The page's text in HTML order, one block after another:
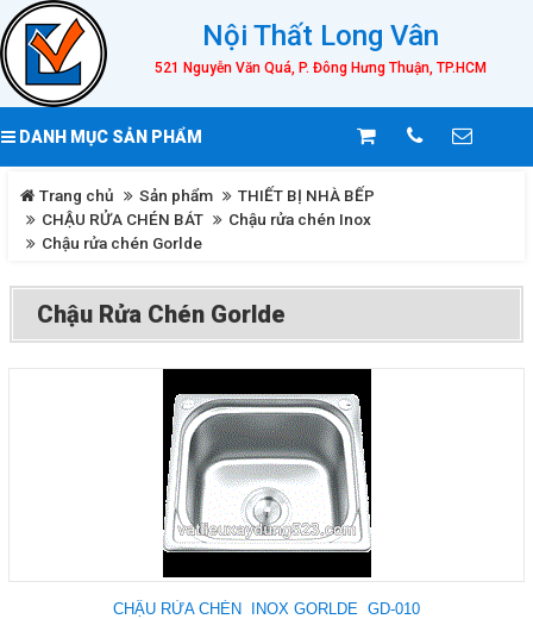
Nội Thất Long Vân
521 Nguyễn Văn Quá, P. Đông Hưng Thuận, TP.HCM
DANH MỤC SẢN PHẨM
Trang chủ Sản phẩm
THIẾT BỊ NHÀ BẾP
CHẬU RỬA CHÉN BÁT
Chậu rửa chén Inox
Chậu rửa chén Gorlde
Chậu Rửa Chén Gorlde
CHẬU RỬA CHÉN INOX GORLDE GD-010